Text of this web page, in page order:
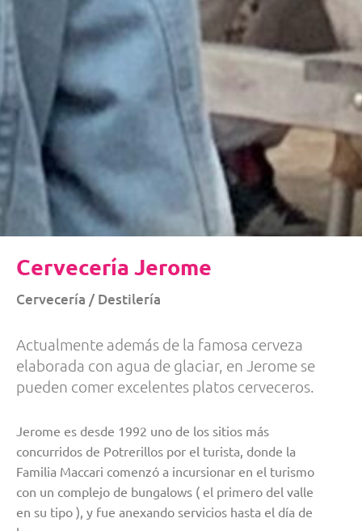
Cervecería Jerome
Cervecería / Destilería
Actualmente además de la famosa cerveza
elaborada con agua de glaciar, en Jerome se
pueden comer excelentes platos cerveceros.
Jerome es desde 1992 uno de los sitios más
concurridos de Potrerillos por el turista, donde la
Familia Maccari comenzó a incursionar en el turismo
con un complejo de bungalows ( el primero del valle
en su tipo ), y fue anexando servicios hasta el día de